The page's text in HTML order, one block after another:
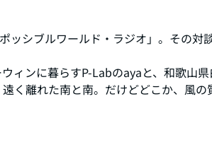
ッシブルワールド・ラジオ」。その対
ィンに暮らすP-Labのayaと、和歌山
く離れた南と南。だけどどこか、風